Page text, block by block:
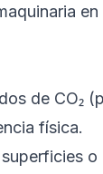
de CO₂
física.
o